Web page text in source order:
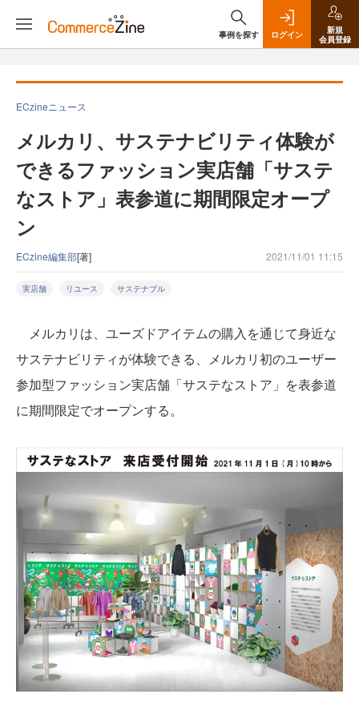
事例を探す ログイン
新規
会員登録
ECzineニュース
メルカリ、サステナビリティ体験が
できるファッション実店舗「サステ
なストア」表参道に期間限定オープ
ン
ECzine編集部[著] 2021/11/01 11:15
実店舗 リユース サステナブル
メルカリは、ユーズドアイテムの購入を通じて身近な
サステナビリティが体験できる、メルカリ初のユーザー
参加型ファッション実店舗「サステなストア」を表参道
に期間限定でオープンする。